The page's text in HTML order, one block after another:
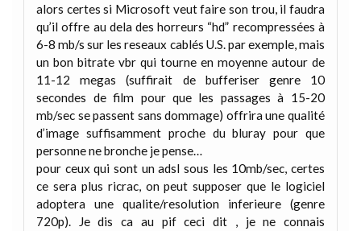
alors certes si Microsoft veut faire son trou, il faudra
qu’il offre au dela des horreurs “hd” recompressées à
6-8 mb/s sur les reseaux cablés U.S. par exemple, mais
un bon bitrate vbr qui tourne en moyenne autour de
11-12 megas (suffirait de bufferiser genre 10
secondes de film pour que les passages à 15-20
mb/sec se passent sans dommage) offrira une qualité
d’image suffisamment proche du bluray pour que
personne ne bronche je pense…
pour ceux qui sont un adsl sous les 10mb/sec, certes
ce sera plus ricrac, on peut supposer que le logiciel
adoptera une qualite/resolution inferieure (genre
720p). Je dis ca au pif ceci dit , je ne connais